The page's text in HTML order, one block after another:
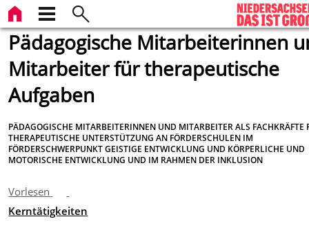
Pädagogische Mitarbeiterinnen
Mitarbeiter für therapeutische
Aufgaben
PÄDAGOGISCHE MITARBEITERINNEN UND MITARBEITER ALS FACHKRÄFTE
THERAPEUTISCHE UNTERSTÜTZUNG AN FÖRDERSCHULEN IM
FÖRDERSCHWERPUNKT GEISTIGE ENTWICKLUNG UND KÖRPERLICHE UND
MOTORISCHE ENTWICKLUNG UND IM RAHMEN DER INKLUSION
Vorlesen
Kerntätigkeiten